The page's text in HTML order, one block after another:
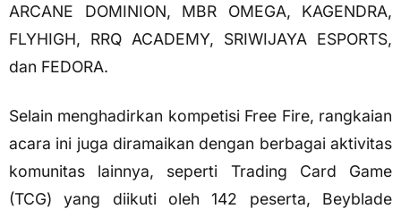
ARCANE DOMINION, MBR OMEGA, KAGENDRA,
FLYHIGH, RRQ ACADEMY, SRIWIJAYA ESPORTS,
dan FEDORA.
Selain menghadirkan kompetisi Free Fire, rangkaian
acara ini juga diramaikan dengan berbagai aktivitas
komunitas lainnya, seperti Trading Card Game
(TCG) yang diikuti oleh 142 peserta, Beyblade